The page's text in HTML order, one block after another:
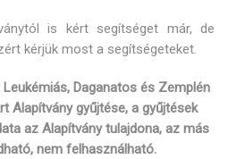
is kért segítséget már, de
kérjük most a segítségeteket.
Daganatos és Zemplén
Alapítvány gyűjtése, a gyűjtések
az Alapítvány tulajdona, az más
nem felhasználható.